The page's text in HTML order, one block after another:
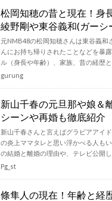
松岡知穂の昔と現在！身
綾野剛や東谷義和(ガーシ
元NMB48の松岡知穂さんは東谷義和
んにお持ち帰りされたことなどを暴
ル（身長や年齢）、家族、昔の経歴と
gurung
新山千春の元旦那や娘＆
シーンや再婚も徹底紹介
新山千春さんと言えばグラビアアイ
の炎上ママタレと思い浮かべる人も
の結婚と離婚の理由や、テレビ公開
Pg_st
條隼人の現在！年齢と経